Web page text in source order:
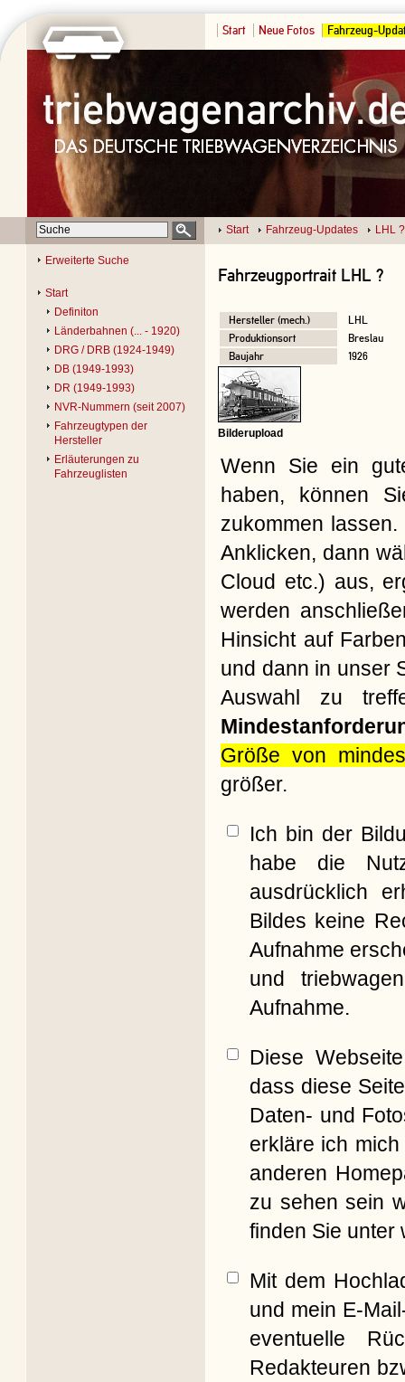
Start Neue Fotos Fahrzeug-
Start Fahrzeug-Updates LHL ?
Erweiterte Suche
Start
Definiton
Länderbahnen (... - 1920)
DRG / DRB (1924-1949)
DB (1949-1993)
DR (1949-1993)
NVR-Nummern (seit 2007)
Fahrzeugtypen der
Hersteller
Erläuterungen zu
Fahrzeuglisten
Fahrzeugportrait LHL ?
Hersteller (mech.)
LHL
Produktionsort
Breslau
Baujahr
1926
Bilderupload
Wenn Sie ein
haben, können
zukommen
Anklicken, dann
Cloud etc.) aus,
werden
Hinsicht auf
und dann in unser
Auswahl zu
Größe von
größer.
Ich bin der
habe die
ausdrücklich
Bildes keine
Aufnahme
und
Aufnahme.
Diese
dass diese
Daten- und
erkläre ich
anderen
zu sehen sein
finden Sie unter
Mit dem
und mein E-
eventuelle
Redakteuren